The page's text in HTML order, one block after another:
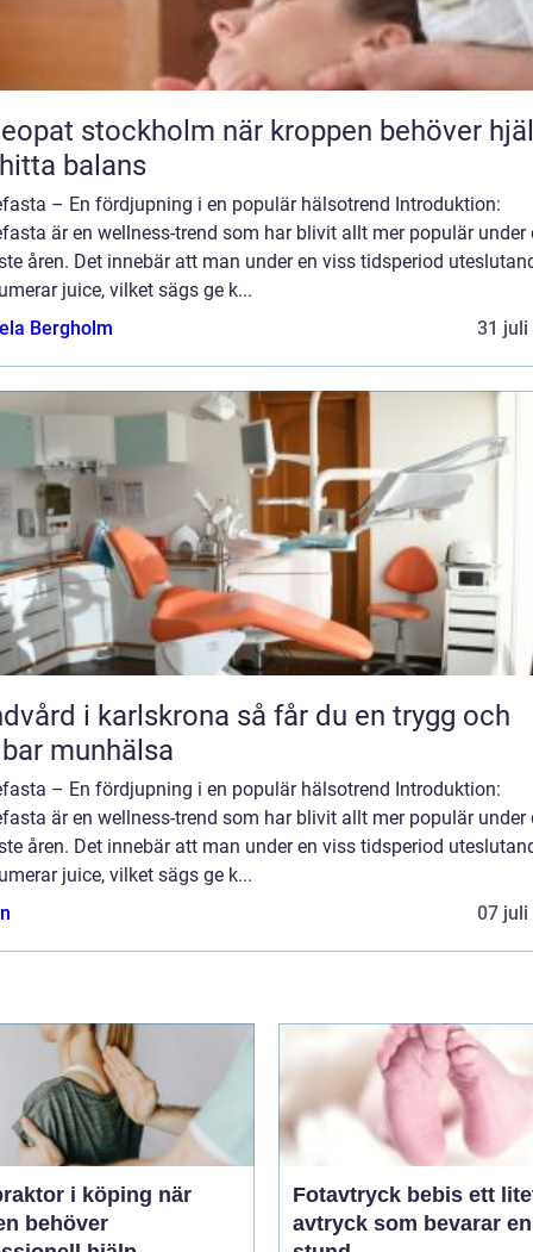
stockholm när kroppen behöver hjälp
balans
– En fördjupning i en populär hälsotrend Introduktion:
är en wellness-trend som har blivit allt mer populär under
åren. Det innebär att man under en viss tidsperiod
juice, vilket sägs ge k...
Bergholm
31 juli
i karlskrona så får du en trygg och
munhälsa
– En fördjupning i en populär hälsotrend Introduktion:
är en wellness-trend som har blivit allt mer populär under
åren. Det innebär att man under en viss tidsperiod
juice, vilket sägs ge k...
07 juli
i köping när
behöver
Fotavtryck bebis ett litet
avtryck som bevarar